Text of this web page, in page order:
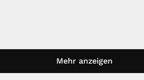
Mehr anzeigen